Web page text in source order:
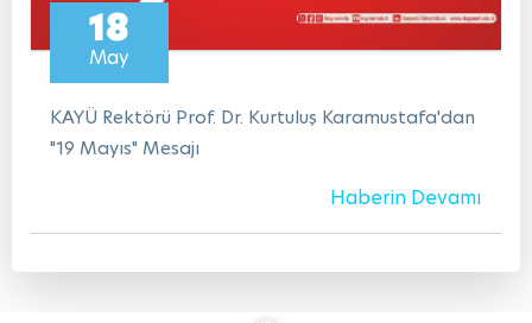
18
May
KAYÜ Rektörü Prof. Dr. Kurtuluş Karamustafa'dan
"19 Mayıs" Mesajı
Haberin Devamı